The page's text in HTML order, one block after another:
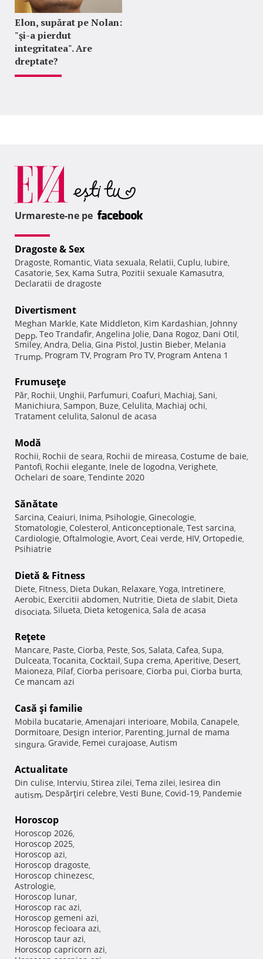
Elon, supărat pe Nolan:
"şi-a pierdut
integritatea". Are
dreptate?
Urmareste-ne pe
Dragoste & Sex
Dragoste, Romantic, Viata sexuala, Relatii, Cuplu, Iubire,
Casatorie, Sex, Kama Sutra, Pozitii sexuale Kamasutra,
Declaratii de dragoste
Divertisment
Meghan Markle, Kate Middleton, Kim Kardashian, Johnny
Depp, Teo Trandafir, Angelina Jolie, Dana Rogoz, Dani Otil,
Smiley, Andra, Delia, Gina Pistol, Justin Bieber, Melania
Trump, Program TV, Program Pro TV, Program Antena 1
Frumuseţe
Păr, Rochii, Unghii, Parfumuri, Coafuri, Machiaj, Sani,
Manichiura, Sampon, Buze, Celulita, Machiaj ochi,
Tratament celulita, Salonul de acasa
Modă
Rochii, Rochii de seara, Rochii de mireasa, Costume de baie,
Pantofi, Rochii elegante, Inele de logodna, Verighete,
Ochelari de soare, Tendinte 2020
Sănătate
Sarcina, Ceaiuri, Inima, Psihologie, Ginecologie,
Stomatologie, Colesterol, Anticonceptionale, Test sarcina,
Cardiologie, Oftalmologie, Avort, Ceai verde, HIV, Ortopedie,
Psihiatrie
Dietă & Fitness
Diete, Fitness, Dieta Dukan, Relaxare, Yoga, Intretinere,
Aerobic, Exercitii abdomen, Nutritie, Dieta de slabit, Dieta
disociata, Silueta, Dieta ketogenica, Sala de acasa
Reţete
Mancare, Paste, Ciorba, Peste, Sos, Salata, Cafea, Supa,
Dulceata, Tocanita, Cocktail, Supa crema, Aperitive, Desert,
Maioneza, Pilaf, Ciorba perisoare, Ciorba pui, Ciorba burta,
Ce mancam azi
Casă şi familie
Mobila bucatarie, Amenajari interioare, Mobila, Canapele,
Dormitoare, Design interior, Parenting, Jurnal de mama
singura, Gravide, Femei curajoase, Autism
Actualitate
Din culise, Interviu, Stirea zilei, Tema zilei, Iesirea din
autism, Despărţiri celebre, Vesti Bune, Covid-19, Pandemie
Horoscop
Horoscop 2026,
Horoscop 2025,
Horoscop azi,
Horoscop dragoste,
Horoscop chinezesc,
Astrologie,
Horoscop lunar,
Horoscop rac azi,
Horoscop gemeni azi,
Horoscop fecioara azi,
Horoscop taur azi,
Horoscop capricorn azi,